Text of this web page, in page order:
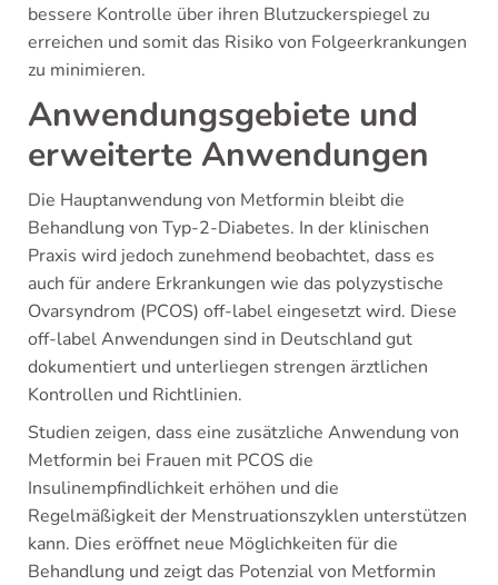
bessere Kontrolle über ihren Blutzuckerspiegel zu
erreichen und somit das Risiko von Folgeerkrankungen
zu minimieren.
Anwendungsgebiete und
erweiterte Anwendungen
Die Hauptanwendung von Metformin bleibt die
Behandlung von Typ-2-Diabetes. In der klinischen
Praxis wird jedoch zunehmend beobachtet, dass es
auch für andere Erkrankungen wie das polyzystische
Ovarsyndrom (PCOS) off-label eingesetzt wird. Diese
off-label Anwendungen sind in Deutschland gut
dokumentiert und unterliegen strengen ärztlichen
Kontrollen und Richtlinien.
Studien zeigen, dass eine zusätzliche Anwendung von
Metformin bei Frauen mit PCOS die
Insulinempfindlichkeit erhöhen und die
Regelmäßigkeit der Menstruationszyklen unterstützen
kann. Dies eröffnet neue Möglichkeiten für die
Behandlung und zeigt das Potenzial von Metformin